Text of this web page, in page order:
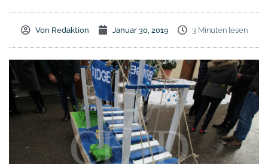
Von Redaktion Januar 30, 2019 3 Minuten lesen